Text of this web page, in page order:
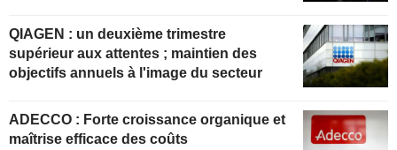
QIAGEN : un deuxième trimestre
supérieur aux attentes ; maintien des
objectifs annuels à l'image du secteur
ADECCO : Forte croissance organique et
maîtrise efficace des coûts